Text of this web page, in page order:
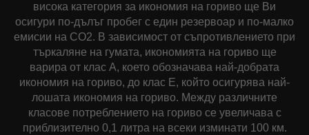
висока категория за икономия на гориво ще Ви
осигури по-дълъг пробег с един резервоар и по-малко
емисии на CO2. В зависимост от съпротивлението при
търкаляне на гумата, икономията на гориво ще
варира от клас A, което обозначава най-добрата
икономия на гориво, до клас E, който осигурява най-
лошата икономия на гориво. Между различните
класове потреблението на гориво се увеличава с
приблизително 0,1 литра на всеки изминати 100 км.